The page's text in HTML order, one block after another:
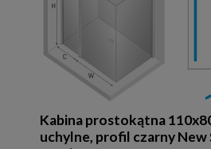
Kabina prostokątna
uchylne, profil czarny New